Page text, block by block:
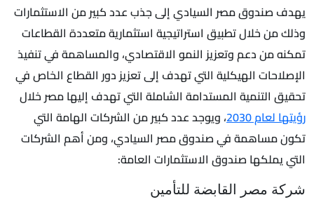
يهدف صندوق مصر السيادي إلى جذب عدد كبير من الاستثمارات
وذلك من خلال تطبيق استراتيجية استثمارية متعددة القطاعات
تمكنه من دعم وتعزيز النمو الاقتصادي، والمساهمة في تنفيذ
الإصلاحات الهيكلية التي تهدف إلى تعزيز دور القطاع الخاص في
تحقيق التنمية المستدامة الشاملة التي تهدف إليها مصر خلال
رؤيتها لعام 2030
، ويوجد عدد كبير من الشركات الهامة التي
تكون مساهمة في صندوق مصر السيادي، ومن أهم الشركات
التي يملكها صندوق الاستثمارات العامة:
شركة مصر القابضة للتأمين